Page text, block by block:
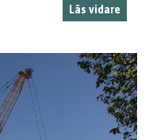
Läs vidare